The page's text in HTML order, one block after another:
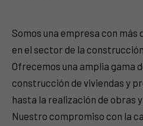
Somos una empresa con más
en el sector de la
Ofrecemos una amplia gama
construcción de viviendas y
hasta la realización de obras
Nuestro compromiso con la